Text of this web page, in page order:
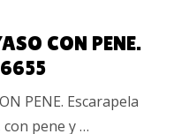
CON PENE.
PENE. Escarapela
con pene y …